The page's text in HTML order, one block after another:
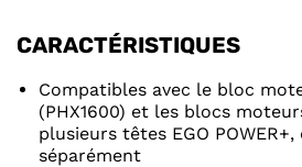
CARACTÉRISTIQUES
Compatibles avec le bloc
(PHX1600) et les blocs
plusieurs têtes EGO
séparément